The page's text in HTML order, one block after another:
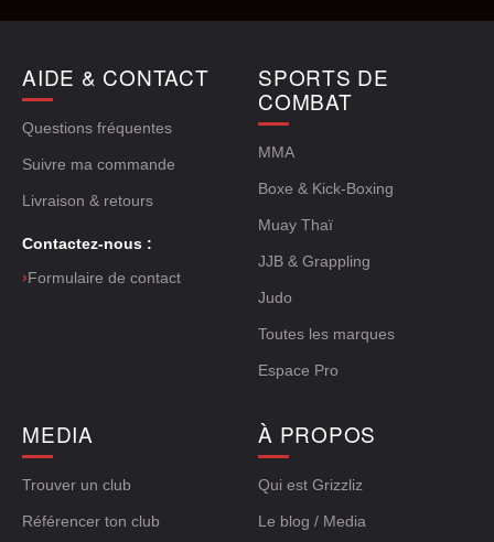
AIDE & CONTACT
Questions fréquentes
Suivre ma commande
Livraison & retours
Contactez-nous :
›Formulaire de contact
SPORTS DE
COMBAT
MMA
Boxe & Kick-Boxing
Muay Thaï
JJB & Grappling
Judo
Toutes les marques
Espace Pro
MEDIA
Trouver un club
Référencer ton club
À PROPOS
Qui est Grizzliz
Le blog / Media